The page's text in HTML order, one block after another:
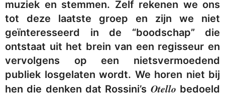
muziek en stemmen. Zelf rekenen we ons
tot deze laatste groep en zijn we niet
geïnteresseerd in de “boodschap” die
ontstaat uit het brein van een regisseur en
vervolgens op een nietsvermoedend
publiek losgelaten wordt. We horen niet bij
hen die denken dat Rossini’s Otello bedoeld